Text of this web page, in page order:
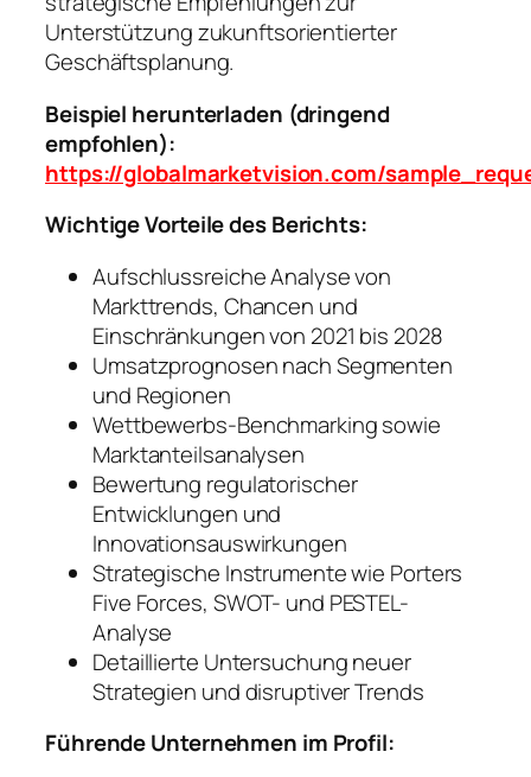
Unterstützung zukunftsorientierter
Geschäftsplanung.
Beispiel herunterladen (dringend
empfohlen):
https://globalmarketvision.com/
Wichtige Vorteile des Berichts:
Aufschlussreiche Analyse von
Markttrends, Chancen und
Einschränkungen von 2021 bis 2028
Umsatzprognosen nach Segmenten
und Regionen
Wettbewerbs-Benchmarking sowie
Marktanteilsanalysen
Bewertung regulatorischer
Entwicklungen und
Innovationsauswirkungen
Strategische Instrumente wie Porters
Five Forces, SWOT- und PESTEL-
Analyse
Detaillierte Untersuchung neuer
Strategien und disruptiver Trends
Führende Unternehmen im Profil: